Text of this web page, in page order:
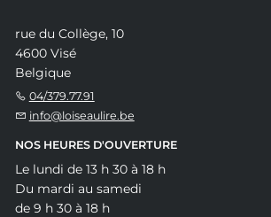
rue du Collège, 10
4600 Visé
Belgique
04/379.77.91
info@loiseaulire.be
NOS HEURES D'OUVERTURE
Le lundi de 13 h 30 à 18 h
Du mardi au samedi
de 9 h 30 à 18 h